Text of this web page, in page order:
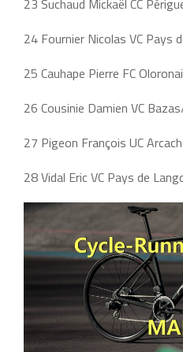
24 Fournier Nicolas VC
25 Cauhape Pierre FC
26 Cousinie Damien VC
27 Pigeon François UC
28 Vidal Eric VC Pays de